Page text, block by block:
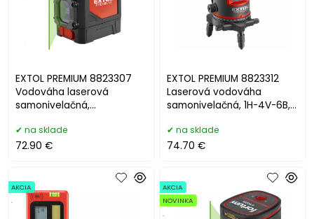
EXTOL PREMIUM 8823307
Vodováha laserová
samonivelačná,
laser
na sklade
72.90 €
EXTOL PREMIUM 8823312
Laserová vodováha
samonivelačná, 1H-4V-6B,
na sklade
74.70 €
AKCIA
.
AKCIA
NOVINKA
.